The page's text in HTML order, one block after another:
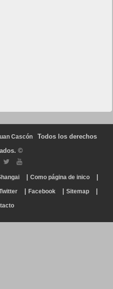
Cascón
Todos los derechos
©
| Como página de inico |
| Facebook | Sitemap |